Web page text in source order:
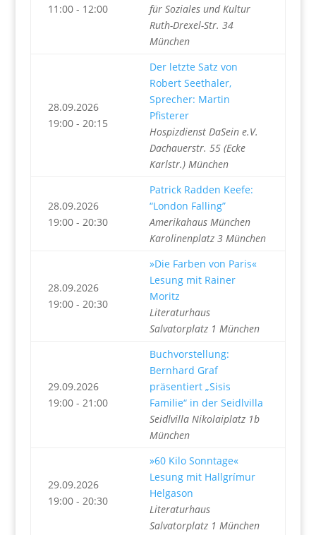
11:00 - 12:00
für Soziales und Kultur
Ruth-Drexel-Str. 34
München
28.09.2026
19:00 - 20:15
Der letzte Satz von
Robert Seethaler,
Sprecher: Martin
Pfisterer
Hospizdienst DaSein e.V.
Dachauerstr. 55 (Ecke
Karlstr.) München
28.09.2026
19:00 - 20:30
Patrick Radden Keefe:
“London Falling”
Amerikahaus München
Karolinenplatz 3 München
28.09.2026
19:00 - 20:30
»Die Farben von Paris«
Lesung mit Rainer
Moritz
Literaturhaus
Salvatorplatz 1 München
29.09.2026
19:00 - 21:00
Buchvorstellung:
Bernhard Graf
präsentiert „Sisis
Familie“ in der Seidlvilla
Seidlvilla Nikolaiplatz 1b
München
29.09.2026
19:00 - 20:30
»60 Kilo Sonntage«
Lesung mit Hallgrímur
Helgason
Literaturhaus
Salvatorplatz 1 München